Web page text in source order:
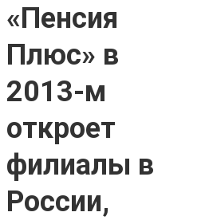
«Пенсия
Плюс» в
2013-м
откроет
филиалы в
России,